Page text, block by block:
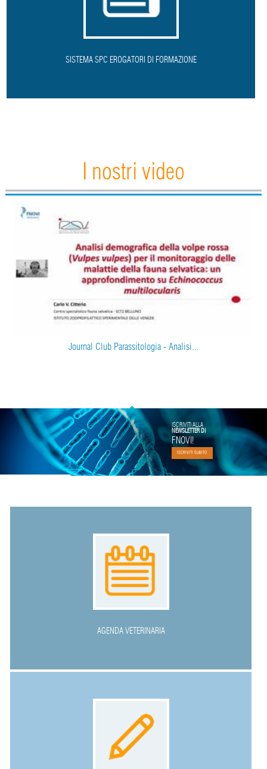
SISTEMA SPC EROGATORI DI FORMAZIONE
I nostri video
Journal Club Parassitologia - Analisi...
FNOVI!
ISCRIVITI SUBITO
ISCRIVITI ALLA
NEWSLETTER DI
AGENDA VETERINARIA